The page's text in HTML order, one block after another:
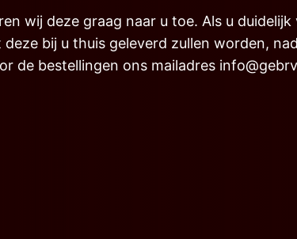
wij deze graag naar u toe. Als u duidelijk
bij u thuis geleverd zullen worden,
de bestellingen ons mailadres